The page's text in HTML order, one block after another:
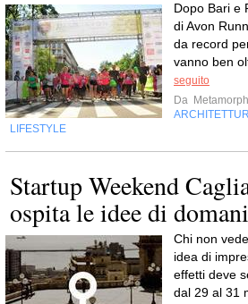
Dopo Bari e
di Avon
da record
vanno ben
seguito
Da
LIFESTYLE
Startup Weekend
ospita le idee di domani
Chi non
idea di
effetti deve
dal 29 al 31